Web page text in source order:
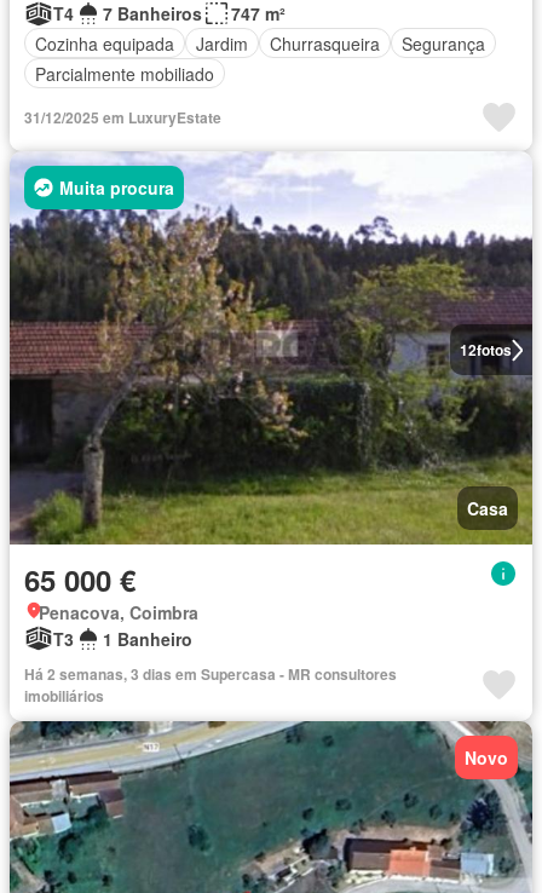
T4
7 Banheiros
747 m²
Cozinha equipada
Jardim Churrasqueira
Segurança
Parcialmente mobiliado
31/12/2025 em LuxuryEstate
12fotos
Muita procura
Casa
65 000 €
Penacova, Coimbra
T3
1 Banheiro
Há 2 semanas, 3 dias em Supercasa - MR consultores
imobiliários
Novo